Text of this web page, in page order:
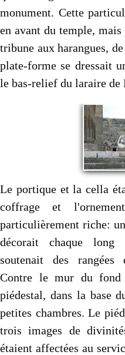
monument. Cette
en avant du temple,
tribune aux harangues,
plate-forme se dressait
le bas-relief du laraire de
Le portique et la cella
coffrage et
particulièrement riche:
décorait chaque
soutenait des rangées
Contre le mur du
piédestal, dans la base
petites chambres. Le
trois images de
étaient affectées au